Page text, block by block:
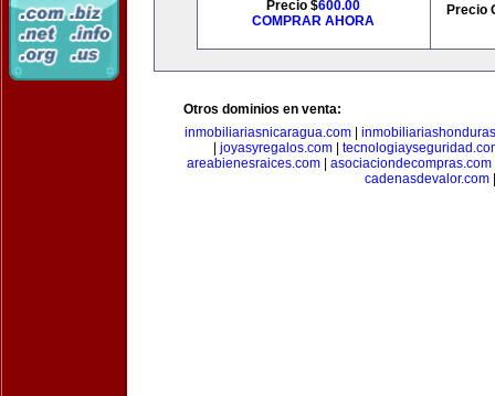
Precio $600.00
COMPRAR AHORA
Precio
Otros dominios en venta:
inmobiliariasnicaragua.com|
joyasyregalos.com
areabienesraices.com| asociaciondecompras.com
cadenasdevalor.com|